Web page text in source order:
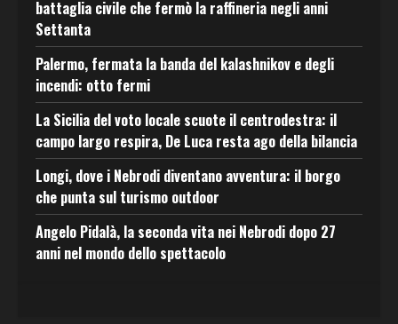
battaglia civile che fermò la raffineria negli anni
Settanta
Palermo, fermata la banda del kalashnikov e degli
incendi: otto fermi
La Sicilia del voto locale scuote il centrodestra: il
campo largo respira, De Luca resta ago della bilancia
Longi, dove i Nebrodi diventano avventura: il borgo
che punta sul turismo outdoor
Angelo Pidalà, la seconda vita nei Nebrodi dopo 27
anni nel mondo dello spettacolo